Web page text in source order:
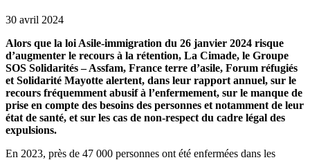
30 avril 2024
Alors que la loi Asile-immigration du 26 janvier 2024 risque
d’augmenter le recours à la rétention, La Cimade, le Groupe
SOS Solidarités – Assfam, France terre d’asile, Forum réfugiés
et Solidarité Mayotte alertent, dans leur rapport annuel, sur le
recours fréquemment abusif à l’enfermement, sur le manque de
prise en compte des besoins des personnes et notamment de leur
état de santé, et sur les cas de non-respect du cadre légal des
expulsions.
En 2023, près de 47 000 personnes ont été enfermées dans les